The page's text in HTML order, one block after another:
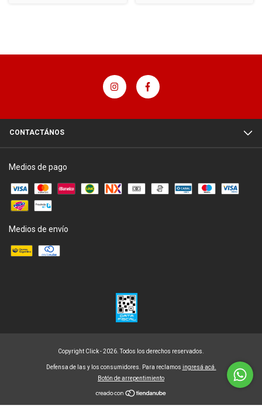
CONTACTÁNOS
Medios de pago
Medios de envío
Copyright Click - 2026. Todos los derechos reservados.
Defensa de las y los consumidores. Para reclamos ingresá acá.
Botón de arrepentimiento